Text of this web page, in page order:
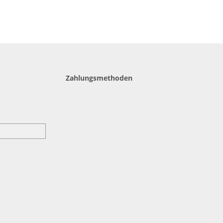
Zahlungsmethoden